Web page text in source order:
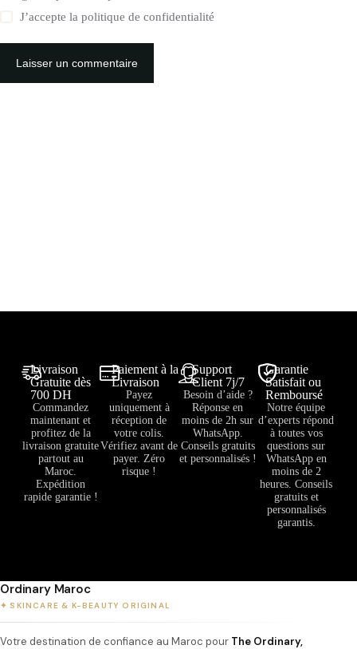
J’accepte lapolitique de confidentialité
Laisser un commentaire
Livraison
Gratuite dès
700 DH
Commandez
maintenant et
profitez de la
livraison gratuite
partout au
Maroc.
Expédition
rapide garantie !
Paiement à la
Livraison
Payez
uniquement à
réception de
votre colis.
Vérifiez avant de
payer. Zéro
risque !
Support
Client 7j/7
Besoin d’aide ?
Réponse en
moins de 2h sur
WhatsApp.
Conseils gratuits
et personnalisés !
Garantie
Satisfait ou
Remboursé
Notre équipe
d’experts répond
à toutes vos
questions sur
WhatsApp en
moins de 2
heures. Conseils
gratuits et
personnalisés
garantis.
Ordinary Maroc
✦ SKINCARE & K-BEAUTY ORIGINAL
Votre destination de confiance au Maroc pour The Ordinary,